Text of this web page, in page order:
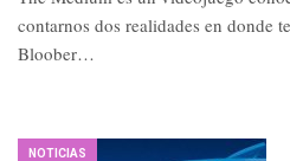
contarnos dos realidades en donde
Bloober…
NOTICIAS